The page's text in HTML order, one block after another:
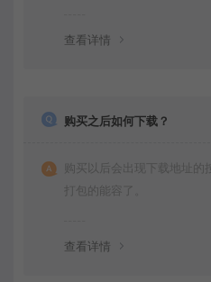
查看详情
购买之后如何下载？
购买以后会出现下载地址的
打包的能容了。
查看详情